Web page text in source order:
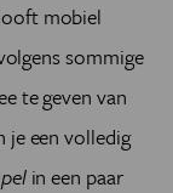
mobiel
sommige
te geven van
je een volledig
in een paar